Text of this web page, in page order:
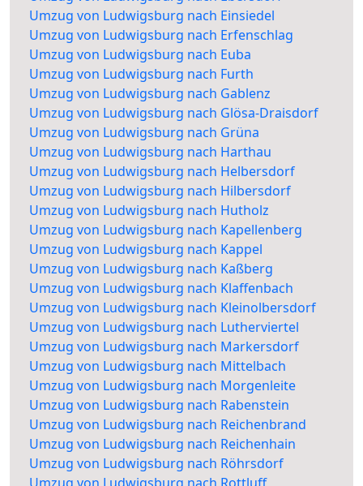
Umzug von Ludwigsburg nach Einsiedel
Umzug von Ludwigsburg nach Erfenschlag
Umzug von Ludwigsburg nach Euba
Umzug von Ludwigsburg nach Furth
Umzug von Ludwigsburg nach Gablenz
Umzug von Ludwigsburg nach Glösa-Draisdorf
Umzug von Ludwigsburg nach Grüna
Umzug von Ludwigsburg nach Harthau
Umzug von Ludwigsburg nach Helbersdorf
Umzug von Ludwigsburg nach Hilbersdorf
Umzug von Ludwigsburg nach Hutholz
Umzug von Ludwigsburg nach Kapellenberg
Umzug von Ludwigsburg nach Kappel
Umzug von Ludwigsburg nach Kaßberg
Umzug von Ludwigsburg nach Klaffenbach
Umzug von Ludwigsburg nach Kleinolbersdorf
Umzug von Ludwigsburg nach Lutherviertel
Umzug von Ludwigsburg nach Markersdorf
Umzug von Ludwigsburg nach Mittelbach
Umzug von Ludwigsburg nach Morgenleite
Umzug von Ludwigsburg nach Rabenstein
Umzug von Ludwigsburg nach Reichenbrand
Umzug von Ludwigsburg nach Reichenhain
Umzug von Ludwigsburg nach Röhrsdorf